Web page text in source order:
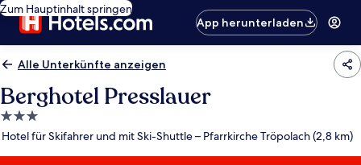
Zum Hauptinhalt springen
App herunterladen
Alle Unterkünfte anzeigen
Berghotel Presslauer
3.0-
Sterne-
Hotel für Skifahrer und mit Ski-Shuttle – Pfarrkirche Tröpolach (2,8 km)